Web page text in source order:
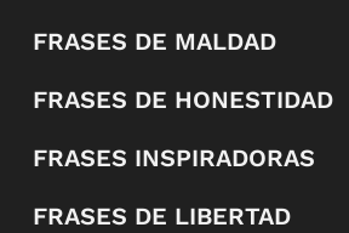
FRASES DE MALDAD
FRASES DE HONESTIDAD
FRASES INSPIRADORAS
FRASES DE LIBERTAD